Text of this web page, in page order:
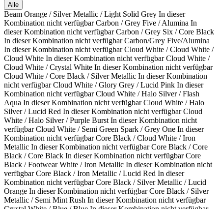
Alle
Beam Orange / Silver Metallic / Light Solid Grey In dieser
Kombination nicht verfügbar Carbon / Grey Five / Alumina In
dieser Kombination nicht verfügbar Carbon / Grey Six / Core Black
In dieser Kombination nicht verfügbar Carbon/Grey Five/Alumina
In dieser Kombination nicht verfügbar Cloud White / Cloud White /
Cloud White In dieser Kombination nicht verfügbar Cloud White /
Cloud White / Crystal White In dieser Kombination nicht verfügbar
Cloud White / Core Black / Silver Metallic In dieser Kombination
nicht verfügbar Cloud White / Glory Grey / Lucid Pink In dieser
Kombination nicht verfügbar Cloud White / Halo Silver / Flash
Aqua In dieser Kombination nicht verfügbar Cloud White / Halo
Silver / Lucid Red In dieser Kombination nicht verfügbar Cloud
White / Halo Silver / Purple Burst In dieser Kombination nicht
verfügbar Cloud White / Semi Green Spark / Grey One In dieser
Kombination nicht verfügbar Core Black / Cloud White / Iron
Metallic In dieser Kombination nicht verfügbar Core Black / Core
Black / Core Black In dieser Kombination nicht verfügbar Core
Black / Footwear White / Iron Metallic In dieser Kombination nicht
verfügbar Core Black / Iron Metallic / Lucid Red In dieser
Kombination nicht verfügbar Core Black / Silver Metallic / Lucid
Orange In dieser Kombination nicht verfügbar Core Black / Silver
Metallic / Semi Mint Rush In dieser Kombination nicht verfügbar